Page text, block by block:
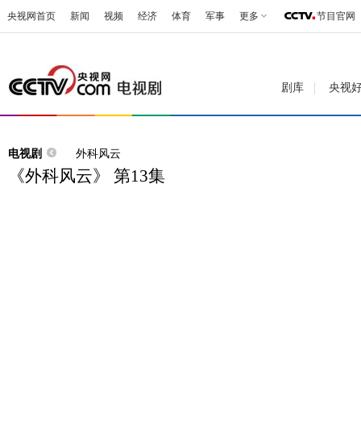
央视网首页 新闻 视频 经济 体育 军事 更多 节目官网
剧库 央视
电视剧 外科风云
《外科风云》 第13集